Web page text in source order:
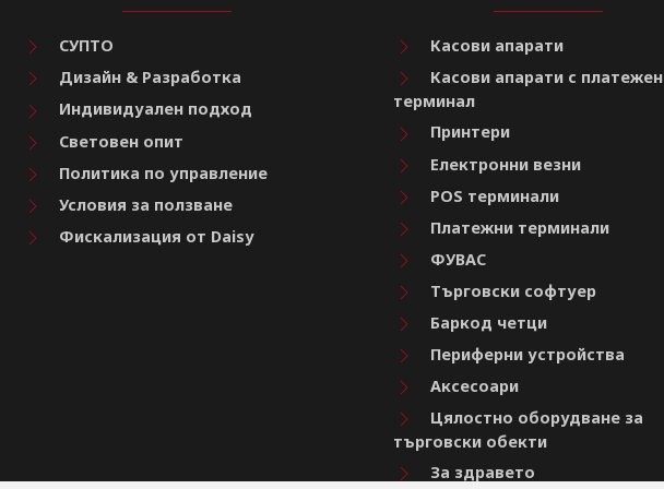
СУПТО
Дизайн & Разработка
Индивидуален подход
Световен опит
Политика по управление
Условия за ползване
Фискализация от Daisy
Касови апарати
Касови апарати с платежен
терминал
Принтери
Електронни везни
POS терминали
Платежни терминали
ФУВАС
Търговски софтуер
Баркод четци
Периферни устройства
Аксесоари
Цялостно оборудване за
търговски обекти
За здравето